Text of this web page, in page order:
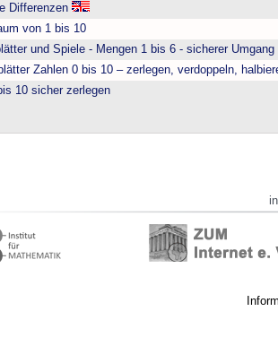
Differenzen
von 1 bis 10
und Spiele - Mengen 1 bis 6 - sicherer Umgang
Zahlen 0 bis 10 – zerlegen, verdoppeln,
10 sicher zerlegen